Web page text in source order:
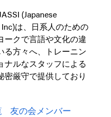
(Japanese
は、日系人のための
ークで言語や文化の違
る方々へ、トレーニン
ナルなスタッフによる
厳守で提供しており
友の会メンバー